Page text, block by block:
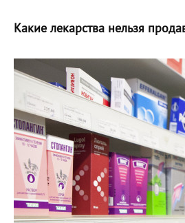
Какие лекарства нельзя